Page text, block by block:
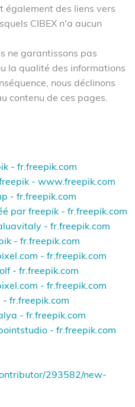
également des liens vers
CIBEX n'a aucun
ne garantissons pas
la qualité des informations
nous déclinons
contenu de ces pages.
- fr.freepik.com
- www.freepik.com
- fr.freepik.com
par freepik - fr.freepik.com
- fr.freepik.com
- fr.freepik.com
- fr.freepik.com
- fr.freepik.com
- fr.freepik.com
fr.freepik.com
- fr.freepik.com
- fr.freepik.com
293582/new-